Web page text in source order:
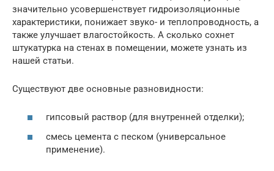
значительно усовершенствует гидроизоляционные
характеристики, понижает звуко- и теплопроводность, а
также улучшает влагостойкость. А сколько сохнет
штукатурка на стенах в помещении, можете узнать из
нашей статьи.
Существуют две основные разновидности:
гипсовый раствор (для внутренней отделки);
смесь цемента с песком (универсальное
применение).